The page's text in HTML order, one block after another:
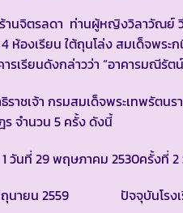
านจิตรลดา ท่านผู้หญิงวิลาวัณย์
ห้องเรียน ใต้ถุนโล่ง สมเด็จพระ
รเรียนดังกล่าวว่า “อาคารมณีรัต
าชเจ้า กรมสมเด็จพระเทพรัตน
ร จำนวน 5 ครั้ง ดังนี้
29 พฤษภาคม 2530ครั้งที่
ถุนายน 2559
ปัจจุบันโรงเ